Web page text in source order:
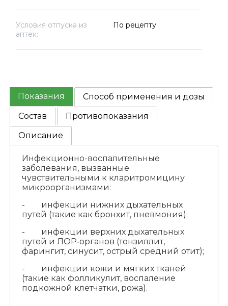
Условия отпуска из
аптек:
По рецепту
Показания
Способ применения и дозы
Состав
Противопоказания
Описание
Инфекционно-воспалительные
заболевания, вызванные
чувствительными к кларитромицину
микроорганизмами:
- инфекции нижних дыхательных
путей (такие как бронхит, пневмония);
- инфекции верхних дыхательных
путей и ЛОР‑органов (тонзиллит,
фарингит, синусит, острый средний отит);
- инфекции кожи и мягких тканей
(такие как фолликулит, воспаление
подкожной клетчатки, рожа).